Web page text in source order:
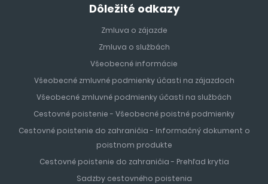
Dôležité odkazy
Zmluva o zájazde
Zmluva o službách
Všeobecné informácie
Všeobecné zmluvné podmienky účasti na zájazdoch
Všeobecné zmluvné podmienky účasti na službách
Cestovné poistenie - Všeobecné poistné podmienky
Cestovné poistenie do zahraničia - Informačný dokument o
poistnom produkte
Cestovné poistenie do zahraničia - Prehľad krytia
Sadzby cestovného poistenia